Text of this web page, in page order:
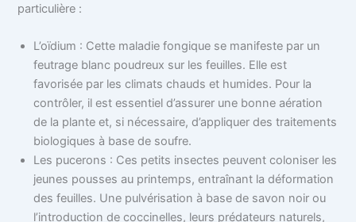
particulière :
L’oïdium : Cette maladie fongique se manifeste par un
feutrage blanc poudreux sur les feuilles. Elle est
favorisée par les climats chauds et humides. Pour la
contrôler, il est essentiel d’assurer une bonne aération
de la plante et, si nécessaire, d’appliquer des traitements
biologiques à base de soufre.
Les pucerons : Ces petits insectes peuvent coloniser les
jeunes pousses au printemps, entraînant la déformation
des feuilles. Une pulvérisation à base de savon noir ou
l’introduction de coccinelles, leurs prédateurs naturels,